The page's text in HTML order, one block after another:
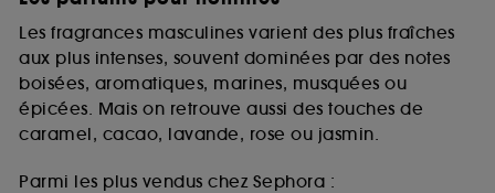
Les fragrances masculines varient des plus fraîches
aux plus intenses, souvent dominées par des notes
boisées, aromatiques, marines, musquées ou
épicées. Mais on retrouve aussi des touches de
caramel, cacao, lavande, rose ou jasmin.
Parmi les plus vendus chez Sephora :